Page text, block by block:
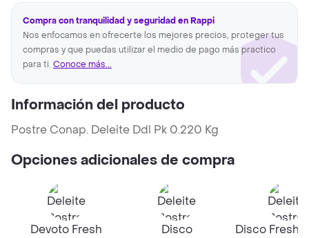
Compra con tranquilidad y seguridad en Rappi
Nos enfocamos en ofrecerte los mejores precios, proteger tus
compras y que puedas utilizar el medio de pago más practico
para ti. Conoce más...
Información del producto
Postre Conap. Deleite Ddl Pk 0.220 Kg
Opciones adicionales de compra
Devoto Fresh
Disco
Disco Fresh